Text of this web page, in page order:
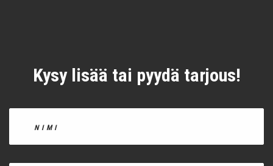
Kysy lisää tai pyydä tarjous!